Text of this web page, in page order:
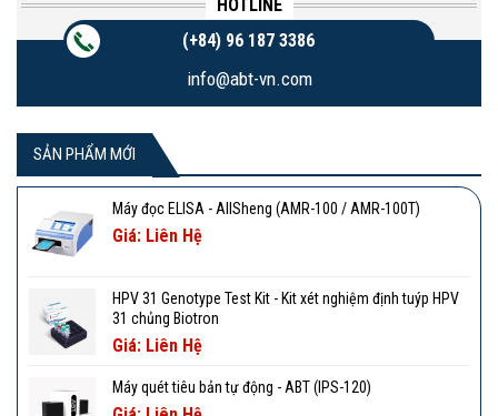
HOTLINE
(+84) 96 187 3386
info@abt-vn.com
SẢN PHẨM MỚI
Máy đọc ELISA - AllSheng (AMR-100 / AMR-100T)
Giá: Liên Hệ
HPV 31 Genotype Test Kit - Kit xét nghiệm định tuýp HPV
31 chủng Biotron
Giá: Liên Hệ
Máy quét tiêu bản tự động - ABT (IPS-120)